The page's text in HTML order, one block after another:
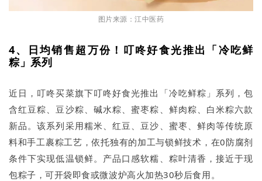
图片来源：江中医药
4、日均销售超万份！叮咚好食光推出「冷吃鲜
粽」系列
近日，叮咚买菜旗下叮咚好食光推出「冷吃鲜粽」系列，包
含红豆粽、豆沙粽、碱水粽、蜜枣粽、鲜肉粽、白米粽六款
新品。该系列采用糯米、红豆、豆沙、蜜枣、鲜肉等传统原
料和手工裹粽工艺，依托独有的加工与锁鲜技术，在0防腐剂
条件下实现低温锁鲜。产品口感软糯、粽叶清香，接近于现
包粽子，可开袋即食或微波炉高火加热30秒后食用。